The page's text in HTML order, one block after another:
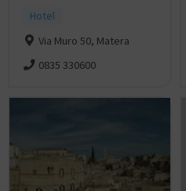
Hotel
Via Muro 50, Matera
0835 330600